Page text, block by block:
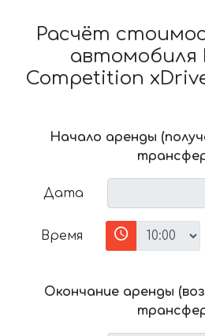
Расчёт
автомобиля
Competition
Начало аренды
Дата
Время
Окончание аренды